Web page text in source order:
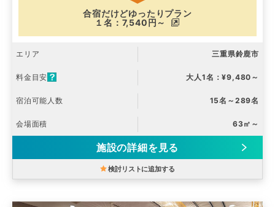
合宿だけどゆったりプラン
１名：7,540円～
エリア 三重県鈴鹿市
料金目安 大人1名：¥9,480～
宿泊可能人数 15名～289名
会場面積 63㎡～
施設の詳細を見る
検討リストに追加する